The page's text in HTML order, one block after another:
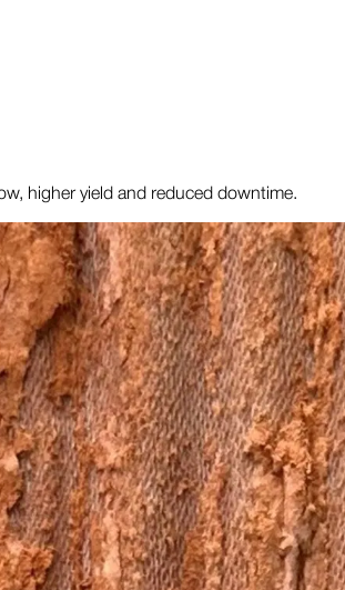
higher yield and reduced downtime.